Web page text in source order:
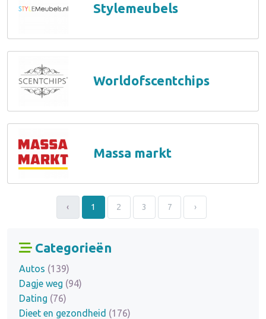
Stylemeubels
Worldofscentchips
Massa markt
‹ 1 2 3 7 ›
Categorieën
Autos (139)
Dagje weg (94)
Dating (76)
Dieet en gezondheid (176)